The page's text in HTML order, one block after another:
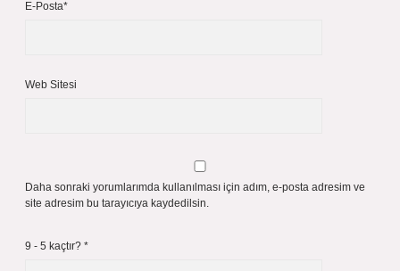
E-Posta*
Web Sitesi
Daha sonraki yorumlarımda kullanılması için adım, e-posta adresim ve
site adresim bu tarayıcıya kaydedilsin.
9 - 5 kaçtır? *